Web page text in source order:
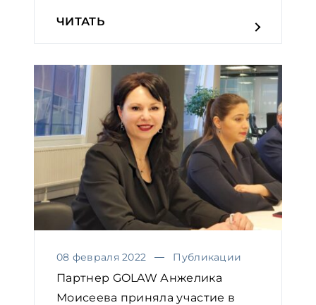
ЧИТАТЬ
08 февраля 2022 Публикации
Партнер GOLAW Анжелика
Моисеева приняла участие в